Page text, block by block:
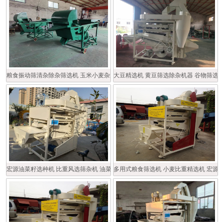
粮食振动筛清杂除杂筛选机 玉米小麦杂质分离筛大豆精选机 黄豆筛选除杂机器 谷物筛选
宏源油菜籽选种机 比重风选筛杂机 油菜籽精选机多用式粮食筛选机 小麦比重精选机 宏源